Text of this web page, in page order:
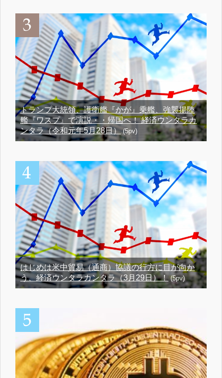
トランプ大統領、護衛艦『かが』乗艦、強襲揚陸
艦『ワスプ』で演説・・帰国へ！ 経済ウンタラカ
ンタラ（令和元年5月28日）(5pv)
はじめは米中貿易（通商）協議の行方に目が向か
う、経済ウンタラカンタラ（3月29日）！(5pv)